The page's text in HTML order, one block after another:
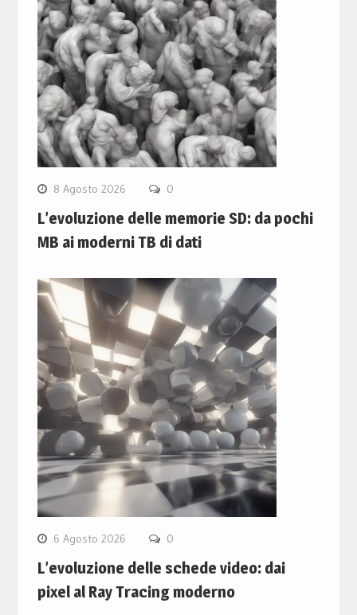
8 Agosto 2026 0
L’evoluzione delle memorie SD: da pochi
MB ai moderni TB di dati
6 Agosto 2026 0
L’evoluzione delle schede video: dai
pixel al Ray Tracing moderno